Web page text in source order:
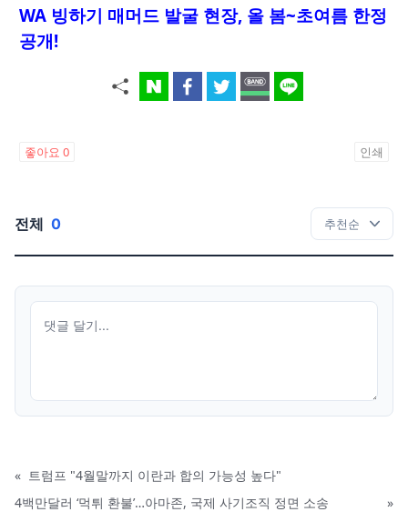
WA 빙하기 매머드 발굴 현장, 올 봄~초여름 한정
공개!
좋아요 0 인쇄
전체 0
« 트럼프 "4월말까지 이란과 합의 가능성 높다"
4백만달러 ‘먹튀 환불’…아마존, 국제 사기조직 정면 소송
»